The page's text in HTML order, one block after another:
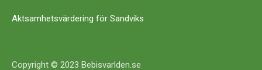
Aktsamhetsvärdering för Sandviks
Copyright © 2023 Bebisvarlden.se